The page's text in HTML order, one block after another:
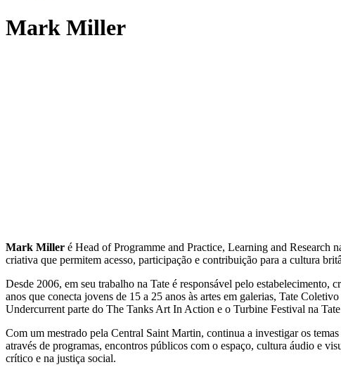
Mark Miller
Mark Miller é Head of Programme and Practice, Learning and Research
criativa que permitem acesso, participação e contribuição para a cultura
Desde 2006, em seu trabalho na Tate é responsável pelo
anos que conecta jovens de 15 a 25 anos às artes em galerias, Tate
Undercurrent parte do The Tanks Art In Action e o Turbine Festival na
Com um mestrado pela Central Saint Martin, continua a investigar os
através de programas, encontros públicos com o espaço, cultura áudio e
crítico e na justiça social.